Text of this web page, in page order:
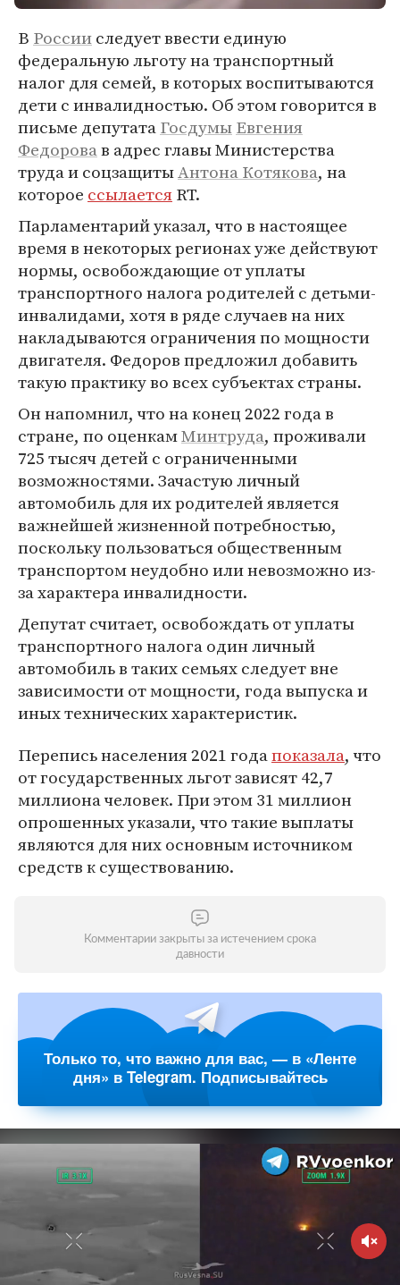
В Россииследует ввести единую
федеральную льготу на транспортный
налог для семей, в которых воспитываются
дети с инвалидностью. Об этом говорится в
письме депутатаГосдумыЕвгения
Федоровав адрес главы Министерства
труда и соцзащитыАнтона Котякова, на
которое ссылаетсяRT.
Парламентарий указал, что в настоящее
время в некоторых регионах уже действуют
нормы, освобождающие от уплаты
транспортного налога родителей с детьми-
инвалидами, хотя в ряде случаев на них
накладываются ограничения по мощности
двигателя. Федоров предложил добавить
такую практику во всех субъектах страны.
Он напомнил, что на конец 2022 года в
стране, по оценкамМинтруда, проживали
725 тысяч детей с ограниченными
возможностями. Зачастую личный
автомобиль для их родителей является
важнейшей жизненной потребностью,
поскольку пользоваться общественным
транспортом неудобно или невозможно из-
за характера инвалидности.
Депутат считает, освобождать от уплаты
транспортного налога один личный
автомобиль в таких семьях следует вне
зависимости от мощности, года выпуска и
иных технических характеристик.
Перепись населения 2021 годапоказала, что
от государственных льгот зависят 42,7
миллиона человек. При этом 31 миллион
опрошенных указали, что такие выплаты
являются для них основным источником
средств к существованию.
Комментарии закрыты за истечением срока
давности
Только то, что важно для вас, — в «Ленте
дня» в Telegram. Подписывайтесь